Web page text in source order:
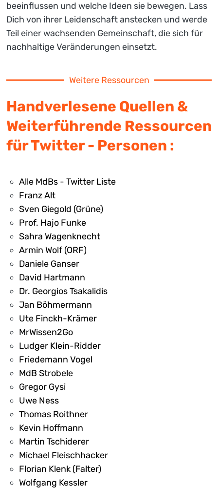
beeinflussen und welche Ideen sie bewegen. Lass
Dich von ihrer Leidenschaft anstecken und werde
Teil einer wachsenden Gemeinschaft, die sich für
nachhaltige Veränderungen einsetzt.
Weitere Ressourcen
Handverlesene Quellen &
Weiterführende Ressourcen
für Twitter - Personen :
Alle MdBs - Twitter Liste
Franz Alt
Sven Giegold (Grüne)
Prof. Hajo Funke
Sahra Wagenknecht
Armin Wolf (ORF)
Daniele Ganser
David Hartmann
Dr. Georgios Tsakalidis
Jan Böhmermann
Ute Finckh-Krämer
MrWissen2Go
Ludger Klein-Ridder
Friedemann Vogel
MdB Strobele
Gregor Gysi
Uwe Ness
Thomas Roithner
Kevin Hoffmann
Martin Tschiderer
Michael Fleischhacker
Florian Klenk (Falter)
Wolfgang Kessler